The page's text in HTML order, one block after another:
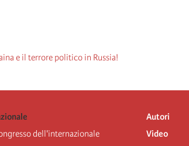
e il terrore politico in Russia!
dell'internazionale
Autori
Video